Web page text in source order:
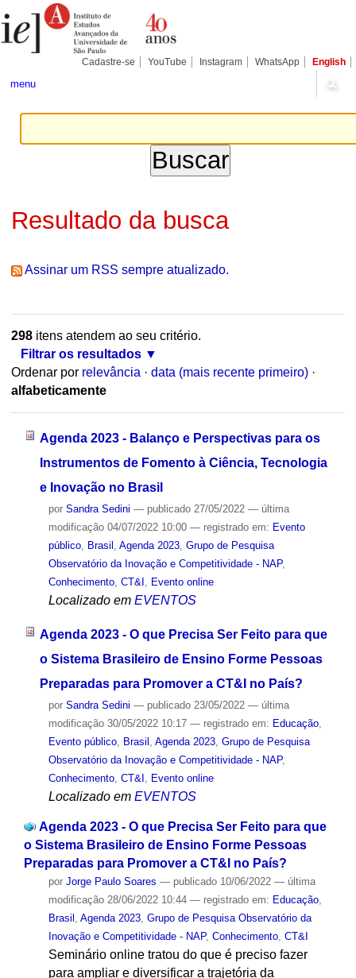
para
conteúdo.
Pessoais
Cadastre-se YouTube Instagram WhatsApp English
menu
Resultado da busca
Assinar um RSS sempre atualizado.
298itens atendem ao seu critério.
Filtrar os resultados
Ordenar por relevância · data (mais recente primeiro) ·
alfabeticamente
Agenda 2023 - Balanço e Perspectivas para os
Instrumentos de Fomento à Ciência, Tecnologia
e Inovação no Brasil
por Sandra Sedini — publicado27/05/2022 — última
modificação04/07/2022 10:00 — registrado em: Evento
público, Brasil Agenda 2023, Grupo de Pesquisa
Observatório da Inovação e Competitividade - NAP,
Conhecimento, CT&I Evento online
Localizado em EVENTOS
Agenda 2023 - O que Precisa Ser Feito para que
o Sistema Brasileiro de Ensino Forme Pessoas
Preparadas para Promover a CT&I no País?
por Sandra Sedini — publicado23/05/2022 — última
modificação30/05/2022 10:17 — registrado em: Educação,
Evento público, Brasil Agenda 2023, Grupo de Pesquisa
Observatório da Inovação e Competitividade - NAP,
Conhecimento, CT&I Evento online
Localizado em EVENTOS
Agenda 2023 - O que Precisa Ser Feito para que
o Sistema Brasileiro de Ensino Forme Pessoas
Preparadas para Promover a CT&I no País?
por Jorge Paulo Soares — publicado10/06/2022 — última
modificação28/06/2022 10:44 — registrado em: Educação,
Brasil , Agenda 2023, Grupo de Pesquisa Observatório da
Inovação e Competitividade - NAP, Conhecimento, CT&I
Seminário online tratou do que é preciso fazer
para ampliar e diversificar a trajetória da